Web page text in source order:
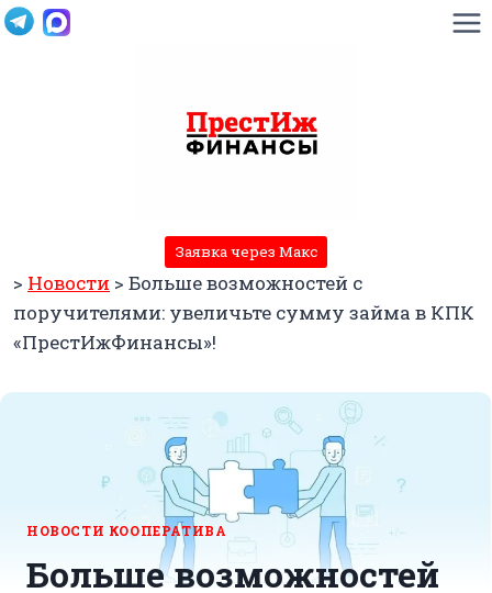
Перейти
Заявка через Макс
> Новости > Больше возможностей с
поручителями: увеличьте сумму займа в КПК
«ПрестИжФинансы»!
НОВОСТИ КООПЕРАТИВА
Больше возможностей